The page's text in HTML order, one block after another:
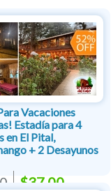
Vacaciones
Estadía para 4
en El Pital,
+ 2 Desayunos
$37.00